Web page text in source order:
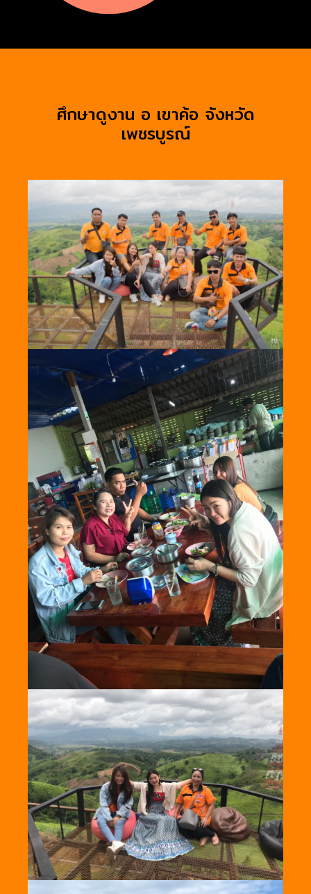
ศึกษาดูงาน อ เขาค้อ จังหวัด
เพชรบูรณ์